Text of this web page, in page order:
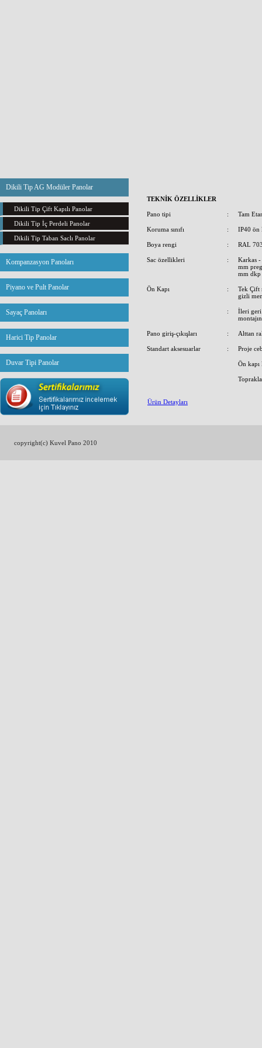
Dikili Tip AG Modüler Panolar
Dikili Tip Çift Kapılı Panolar
Dikili Tip İç Perdeli Panolar
Dikili Tip Taban Saclı Panolar
Kompanzasyon Panoları
Piyano ve Pult Panolar
Sayaç Panoları
Harici Tip Panolar
Duvar Tipi Panolar
TEKNİK ÖZELLİKLER
Pano tipi : Tam
Koruma sınıfı : IP40 ön
Boya rengi : RAL
Sac özellikleri :
Karkas -
mm
mm dkp
Ön Kapı :
Tek Çift
gizli
:
İleri geri
Pano giriş-çıkışları : Alttan
Standart aksesuarlar : Proje
Ön kapı
Ürün Detayları
copyright(c) Kuvel Pano 2010